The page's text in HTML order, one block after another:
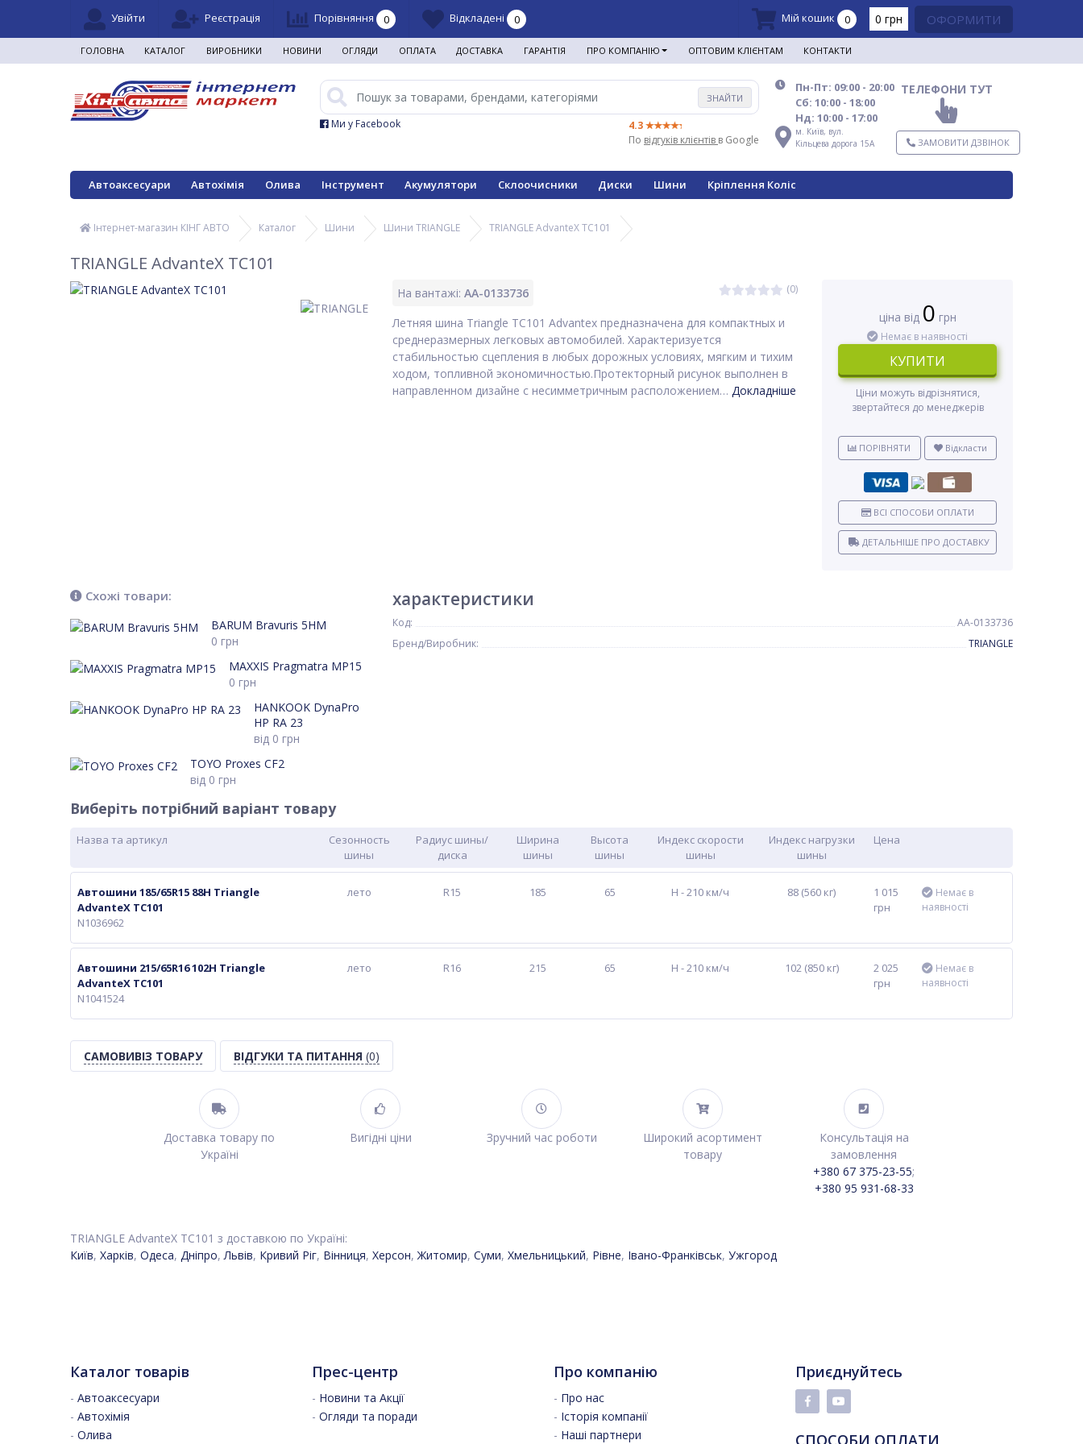
Увійти Реєстрація Порівняння 0 Відкладені 0 Мій кошик 0 0 грн ОФОРМИТИ
ГОЛОВНА КАТАЛОГ ВИРОБНИКИ НОВИНИ ОГЛЯДИ ОПЛАТА ДОСТАВКА ГАРАНТІЯ ПРО КОМПАНІЮ ОПТОВИМ КЛІЄНТАМ КОНТАКТИ
ЗНАЙТИ
4.3
По відгуків клієнтів в Google
Ми у Facebook
Пн-Пт: 09:00 - 20:00
Сб: 10:00 - 18:00
Нд: 10:00 - 17:00
м. Київ, вул.
Кільцева дорога 15А
ТЕЛЕФОНИ ТУТ
ЗАМОВИТИ ДЗВІНОК
Автоаксесуари Автохімія Олива Інструмент Акумулятори Склоочисники Диски Шини Кріплення Коліс
Інтернет-магазин КІНГ АВТО Каталог Шини Шини TRIANGLE TRIANGLE AdvanteX TC101
TRIANGLE AdvanteX TC101
На вантажі: AA-0133736 (0)
Летняя шина Triangle TC101 Advantex предназначена для компактных и
среднеразмерных легковых автомобилей. Характеризуется
стабильностью сцепления в любых дорожных условиях, мягким и тихим
ходом, топливной экономичностью.Протекторный рисунок выполнен в
направленном дизайне с несимметричным расположением… Докладніше
ціна від 0 грн
Немає в наявності
КУПИТИ
Ціни можуть відрізнятися,
звертайтеся до менеджерів
ПОРІВНЯТИ Відкласти
ВСІ СПОСОБИ ОПЛАТИ
ДЕТАЛЬНІШЕ ПРО ДОСТАВКУ
Схожі товари:
BARUM Bravuris 5HM
0 грн
MAXXIS Pragmatra MP15
0 грн
HANKOOK DynaPro
HP RA 23
від 0 грн
TOYO Proxes CF2
від 0 грн
характеристики
Код:
AA-0133736
Бренд/Виробник:
TRIANGLE
Виберіть потрібний варіант товару
Назва та артикул
Сезонность
шины
Радиус шины/
диска
Ширина
шины
Высота
шины
Индекс скорости
шины
Индекс нагрузки
шины
Цена
Автошини 185/65R15 88H Triangle
AdvanteX TC101
N1036962
лето R15 185 65 H - 210 км/ч 88 (560 кг)
1 015
грн
Немає в
наявності
Автошини 215/65R16 102H Triangle
AdvanteX TC101
N1041524
лето R16 215 65 H - 210 км/ч 102 (850 кг)
2 025
грн
Немає в
наявності
САМОВИВІЗ ТОВАРУ ВІДГУКИ ТА ПИТАННЯ (0)
Доставка товару по
Україні
Вигідні ціни Зручний час роботи
Широкий асортимент
товару
Консультація на
замовлення
+380 67 375-23-55;
+380 95 931-68-33
TRIANGLE AdvanteX TC101 з доставкою по Україні:
Київ, Харків, Одеса, Дніпро,Львів, Кривий Ріг, Вінниця, Херсон,Житомир, Суми, Хмельницький, Рівне, Івано-Франківськ, Ужгород
Каталог товарів
- Автоаксесуари
- Автохімія
- Олива
Прес-центр
- Новини та Акції
- Огляди та поради
Про компанію
- Про нас
- Історія компанії
- Наші партнери
Приєднуйтесь
СПОСОБИ ОПЛАТИ